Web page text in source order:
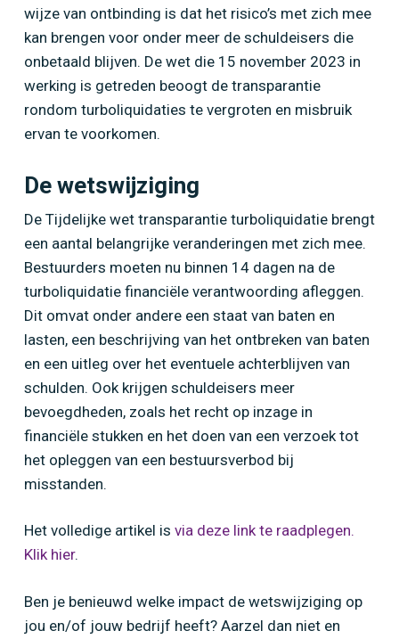
wijze van ontbinding is dat het risico’s met zich mee
kan brengen voor onder meer de schuldeisers die
onbetaald blijven. De wet die 15 november 2023 in
werking is getreden beoogt de transparantie
rondom turboliquidaties te vergroten en misbruik
ervan te voorkomen.
De wetswijziging
De Tijdelijke wet transparantie turboliquidatie brengt
een aantal belangrijke veranderingen met zich mee.
Bestuurders moeten nu binnen 14 dagen na de
turboliquidatie financiële verantwoording afleggen.
Dit omvat onder andere een staat van baten en
lasten, een beschrijving van het ontbreken van baten
en een uitleg over het eventuele achterblijven van
schulden. Ook krijgen schuldeisers meer
bevoegdheden, zoals het recht op inzage in
financiële stukken en het doen van een verzoek tot
het opleggen van een bestuursverbod bij
misstanden.
Het volledige artikel is via deze link te raadplegen.
Klik hier.
Ben je benieuwd welke impact de wetswijziging op
jou en/of jouw bedrijf heeft? Aarzel dan niet en